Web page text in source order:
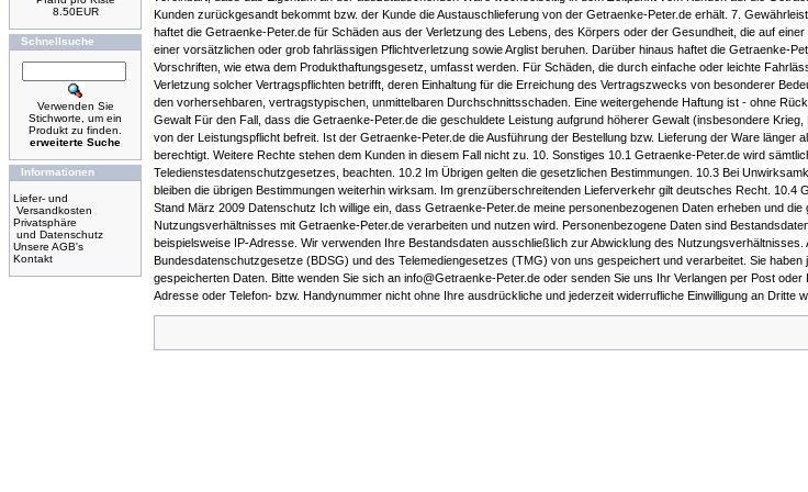
8.50EUR
Schnellsuche
Verwenden Sie
Stichworte, um ein
Produkt zu finden.
erweiterte Suche
Informationen
Liefer- und
Versandkosten
Privatsphäre
und Datenschutz
Unsere AGB's
Kontakt
Kunden zurückgesandt bekommt bzw. der Kunde die Austauschlieferung von der Getraenke-Peter.de erhält. 7.
haftet die Getraenke-Peter.de für Schäden aus der Verletzung des Lebens, des Körpers oder der Gesundheit, die auf
einer vorsätzlichen oder grob fahrlässigen Pflichtverletzung sowie Arglist beruhen. Darüber hinaus haftet die Getraenke-
Vorschriften, wie etwa dem Produkthaftungsgesetz, umfasst werden. Für Schäden, die durch einfache oder leichte
Verletzung solcher Vertragspflichten betrifft, deren Einhaltung für die Erreichung des Vertragszwecks von besonderer
den vorhersehbaren, vertragstypischen, unmittelbaren Durchschnittsschaden. Eine weitergehende Haftung ist - ohne
Gewalt Für den Fall, dass die Getraenke-Peter.de die geschuldete Leistung aufgrund höherer Gewalt (insbesondere
von der Leistungspflicht befreit. Ist der Getraenke-Peter.de die Ausführung der Bestellung bzw. Lieferung der Ware
berechtigt. Weitere Rechte stehen dem Kunden in diesem Fall nicht zu. 10. Sonstiges 10.1 Getraenke-Peter.de wird
Teledienstesdatenschutzgesetzes, beachten. 10.2 Im Übrigen gelten die gesetzlichen Bestimmungen. 10.3 Bei
bleiben die übrigen Bestimmungen weiterhin wirksam. Im grenzüberschreitenden Lieferverkehr gilt deutsches Recht.
Stand März 2009 Datenschutz Ich willige ein, dass Getraenke-Peter.de meine personenbezogenen Daten erheben und
Nutzungsverhältnisses mit Getraenke-Peter.de verarbeiten und nutzen wird. Personenbezogene Daten sind
beispielsweise IP-Adresse. Wir verwenden Ihre Bestandsdaten ausschließlich zur Abwicklung des
Bundesdatenschutzgesetze (BDSG) und des Telemediengesetzes (TMG) von uns gespeichert und verarbeitet. Sie
gespeicherten Daten. Bitte wenden Sie sich an info@Getraenke-Peter.de oder senden Sie uns Ihr Verlangen per Post
Adresse oder Telefon- bzw. Handynummer nicht ohne Ihre ausdrückliche und jederzeit widerrufliche Einwilligung an Dritte